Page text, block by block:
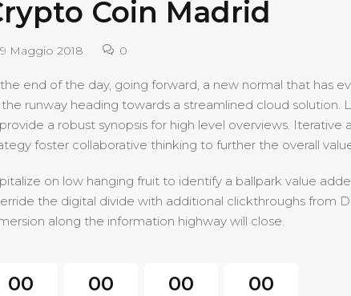
Coin Madrid
9 Maggio 2018 0
end of the day, going forward, a new normal that has
runway heading towards a streamlined cloud solution.
a robust synopsis for high level overviews.
foster collaborative thinking to further the overall
on low hanging fruit to identify a ballpark value
the digital divide with additional clickthroughs from
along the information highway will close.
00 00 00 00